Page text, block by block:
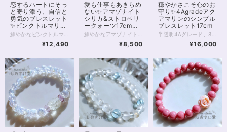
恋するハートにそっ
と寄り添う、自信と
勇気のブレスレット
✨ピンクトルマリン
16.5cm
¥12,490
愛も仕事もあきらめ
ない✨アマゾナイト
シリカ&ストロベリ
ークォーツ17cmブ
レスレット
¥8,500
穏やかさこそ心のお
守り✨4Agradeアク
アマリンのシンプル
ブレスレット17cm
¥16,000